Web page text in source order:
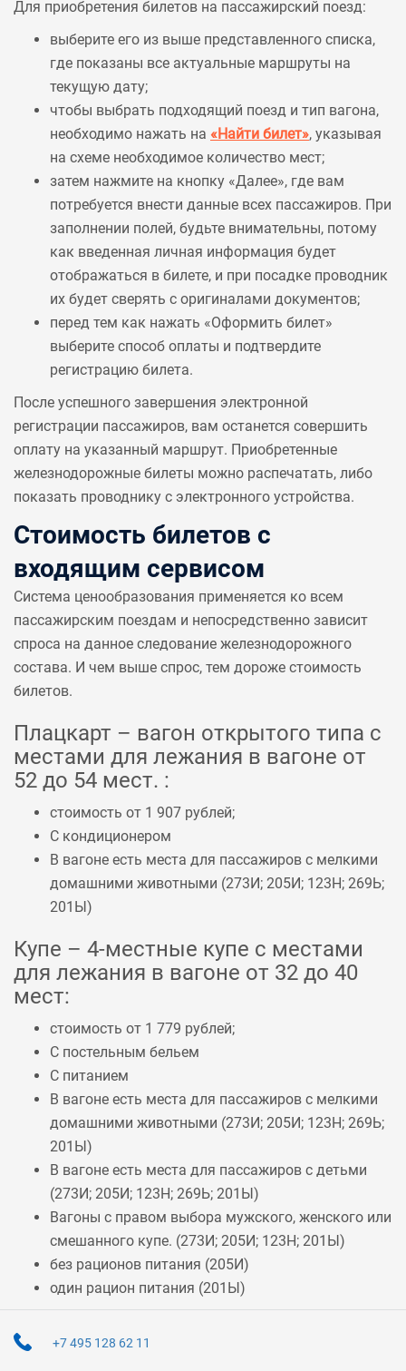
Для приобретения билетов на пассажирский поезд:
выберите его из выше представленного списка,
где показаны все актуальные маршруты на
текущую дату;
чтобы выбрать подходящий поезд и тип вагона,
необходимо нажать на «Найти билет», указывая
на схеме необходимое количество мест;
затем нажмите на кнопку «Далее», где вам
потребуется внести данные всех пассажиров. При
заполнении полей, будьте внимательны, потому
как введенная личная информация будет
отображаться в билете, и при посадке проводник
их будет сверять с оригиналами документов;
перед тем как нажать «Оформить билет»
выберите способ оплаты и подтвердите
регистрацию билета.
После успешного завершения электронной
регистрации пассажиров, вам останется совершить
оплату на указанный маршрут. Приобретенные
железнодорожные билеты можно распечатать, либо
показать проводнику с электронного устройства.
Стоимость билетов с
входящим сервисом
Система ценообразования применяется ко всем
пассажирским поездам и непосредственно зависит
спроса на данное следование железнодорожного
состава. И чем выше спрос, тем дороже стоимость
билетов.
Плацкарт – вагон открытого типа с
местами для лежания в вагоне от
52 до 54 мест. :
стоимость от 1 907 рублей;
С кондиционером
В вагоне есть места для пассажиров с мелкими
домашними животными (273И; 205И; 123Н; 269Ь;
201Ы)
Купе – 4-местные купе с местами
для лежания в вагоне от 32 до 40
мест:
стоимость от 1 779 рублей;
С постельным бельем
С питанием
В вагоне есть места для пассажиров с мелкими
домашними животными (273И; 205И; 123Н; 269Ь;
201Ы)
В вагоне есть места для пассажиров с детьми
(273И; 205И; 123Н; 269Ь; 201Ы)
Вагоны с правом выбора мужского, женского или
смешанного купе. (273И; 205И; 123Н; 201Ы)
без рационов питания (205И)
один рацион питания (201Ы)
+7 495 128 62 11